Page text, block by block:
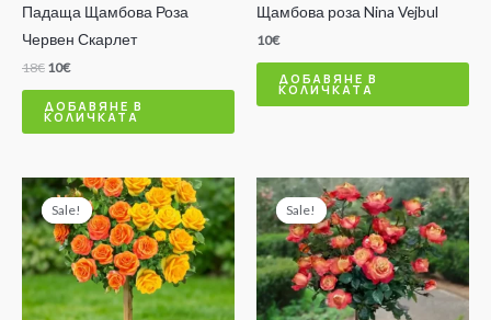
Падаща Щамбова Роза
Червен Скарлет
18€ 10€
ДОБАВЯНЕ В
КОЛИЧКАТА
Щамбова роза Nina Vejbul
10€
ДОБАВЯНЕ В
КОЛИЧКАТА
Sale!
Sale!
Original
price
was:
20€.
Текущата
цена
е:
12€.
Sale!
Sale!
Original
price
was:
15€.
Текущата
цена
е:
10€.